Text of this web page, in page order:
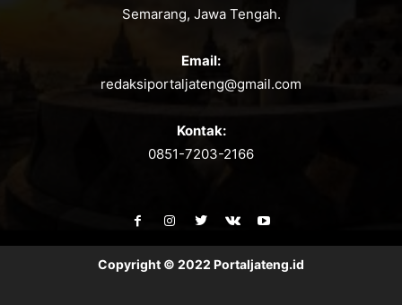
Semarang, Jawa Tengah.
Email:
redaksiportaljateng@gmail.com
Kontak:
0851-7203-2166
Copyright © 2022 Portaljateng.id